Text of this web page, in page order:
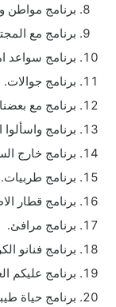
برنامج مواطن
برنامج مع
برنامج سواعد
برنامج جوالات.
برنامج مع
برنامج واسألوا
برنامج خارج
برنامج طربيات.
برنامج قطار
برنامج مرافئ.
برنامج فنانو
برنامج عليكم
برنامج حياة